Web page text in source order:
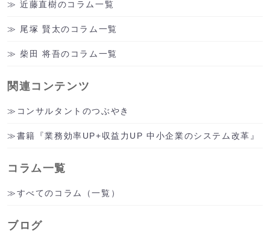
近藤直樹のコラム一覧
尾塚 賢太のコラム一覧
柴田 将吾のコラム一覧
関連コンテンツ
コンサルタントのつぶやき
書籍『業務効率UP+収益力UP 中小企業のシステム改革』
コラム一覧
すべてのコラム（一覧）
ブログ